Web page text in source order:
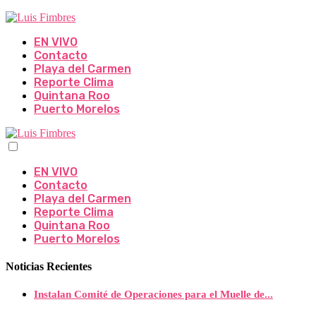
EN VIVO
Contacto
Playa del Carmen
Reporte Clima
Quintana Roo
Puerto Morelos
EN VIVO
Contacto
Playa del Carmen
Reporte Clima
Quintana Roo
Puerto Morelos
Noticias Recientes
Instalan Comité de Operaciones para el Muelle de...